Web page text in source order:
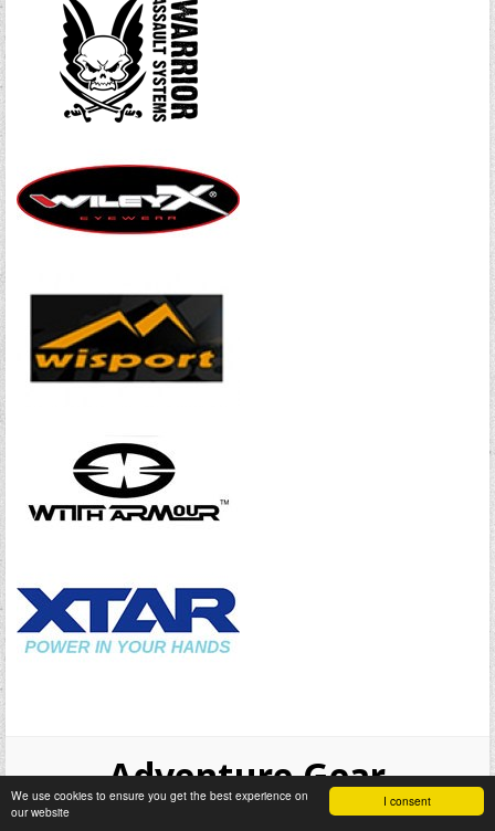
I consent
We use cookies to ensure you get the best experience on
our website
Adventure Gear